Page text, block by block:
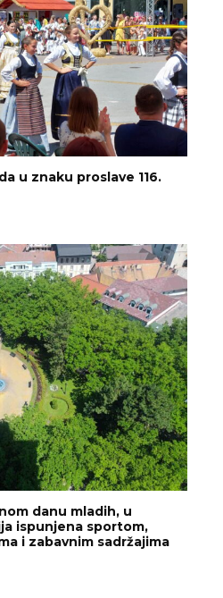
u znaku proslave 116.
danu mladih, u
ispunjena sportom,
i zabavnim sadržajima